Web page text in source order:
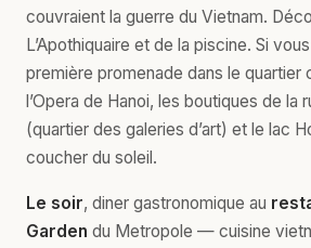
couvraient la guerre du Vietnam.
L’Apothiquaire et de la piscine. Si
première promenade dans le quartier
l’Opera de Hanoi, les boutiques de la
(quartier des galeries d’art) et le lac
coucher du soleil.
Le soir, diner gastronomique au
Garden du Metropole — cuisine